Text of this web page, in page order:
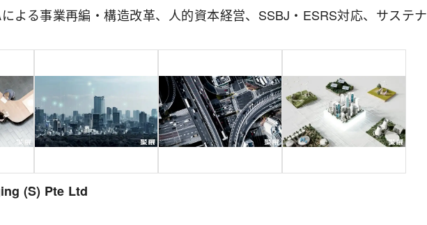
よる事業再編・構造改革、人的資本経営、SSBJ・ESRS対応、サステナ
(S) Pte Ltd